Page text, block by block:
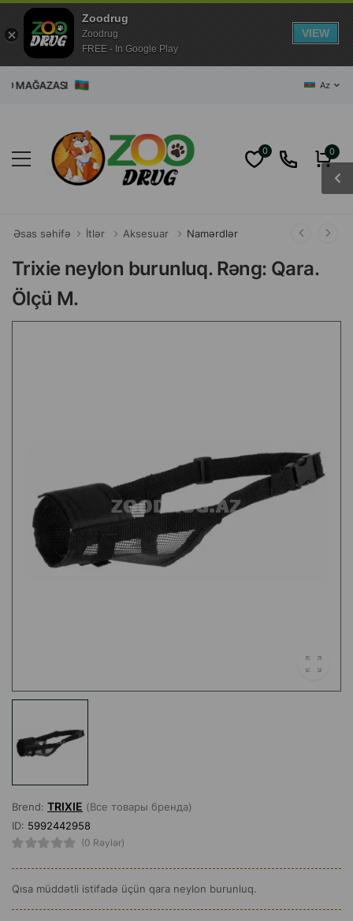
MAĞAZASI Az
0 0
Əsas səhifə İtlər Aksesuar Namərdlər
Trixie neylon burunluq. Rəng: Qara.
Ölçü M.
Brend: TRIXIE (Все товары бренда)
ID: 5992442958
(0 Rəylər)
Qısa müddətli istifadə üçün qara neylon burunluq.
Zoodrug
Zoodrug
FREE - In Google Play
VIEW